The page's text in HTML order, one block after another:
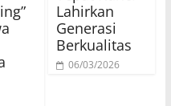
Lahirkan
Generasi
Berkualitas
06/03/2026